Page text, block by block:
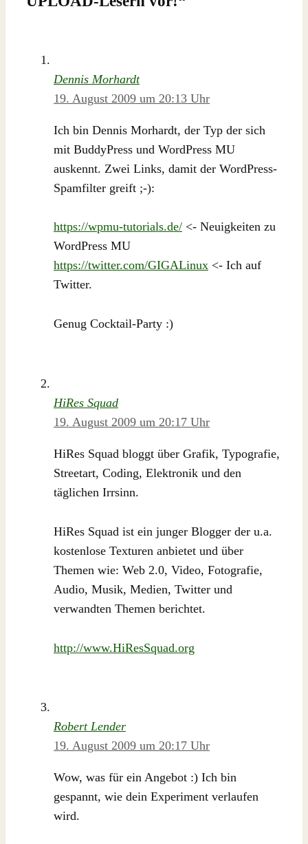
Dennis Morhardt
19. August 2009 um 20:13 Uhr
Ich bin Dennis Morhardt, der Typ der sich
mit BuddyPress und WordPress MU
auskennt. Zwei Links, damit der WordPress-
Spamfilter greift ;-):
https://wpmu-tutorials.de/ <- Neuigkeiten zu
WordPress MU
https://twitter.com/GIGALinux <- Ich auf
Twitter.
Genug Cocktail-Party :)
HiRes Squad
19. August 2009 um 20:17 Uhr
HiRes Squad bloggt über Grafik, Typografie,
Streetart, Coding, Elektronik und den
täglichen Irrsinn.
HiRes Squad ist ein junger Blogger der u.a.
kostenlose Texturen anbietet und über
Themen wie: Web 2.0, Video, Fotografie,
Audio, Musik, Medien, Twitter und
verwandten Themen berichtet.
http://www.HiResSquad.org
Robert Lender
19. August 2009 um 20:17 Uhr
Wow, was für ein Angebot :) Ich bin
gespannt, wie dein Experiment verlaufen
wird.